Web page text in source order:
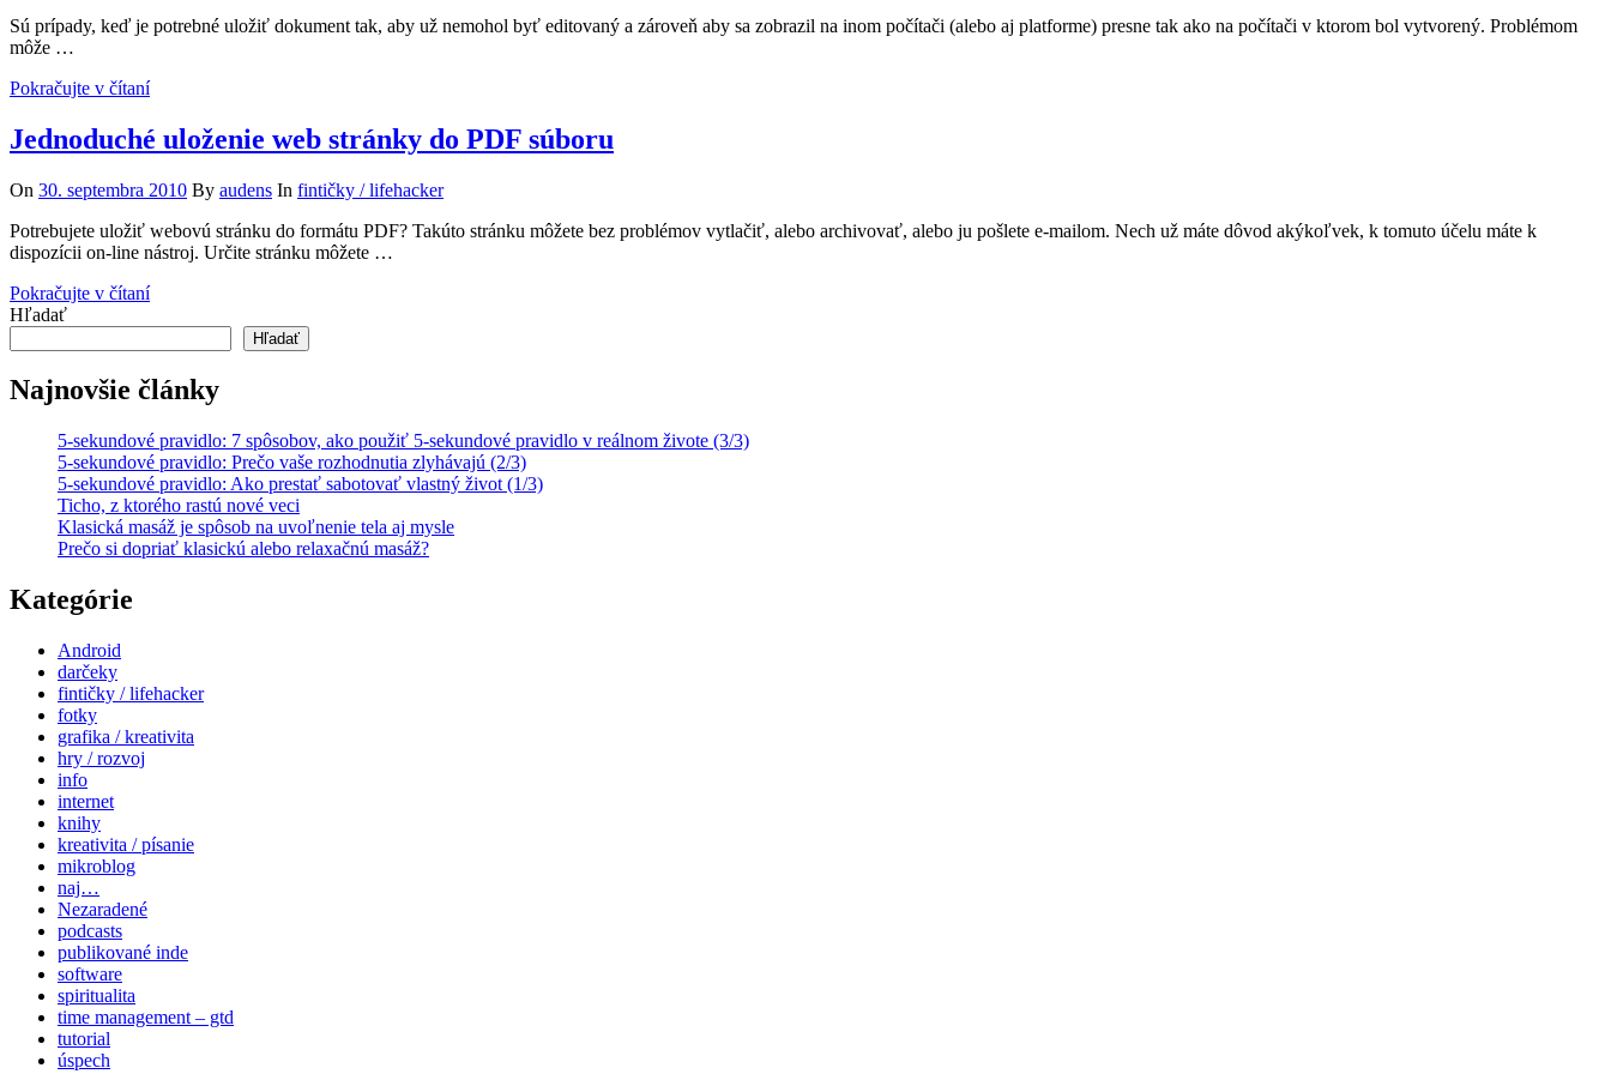
Sú prípady, keď je potrebné uložiť dokument tak, aby už nemohol byť editovaný a zároveň aby sa zobrazil na inom počítači (alebo aj platforme) presne tak ako na počítači v ktorom bol vytvorený. Problémom
môže …
Pokračujte v čítaní
Jednoduché uloženie web stránky do PDF súboru
On 30. septembra 2010 By audens In fintičky / lifehacker
Potrebujete uložiť webovú stránku do formátu PDF? Takúto stránku môžete bez problémov vytlačiť, alebo archivovať, alebo ju pošlete e-mailom. Nech už máte dôvod akýkoľvek, k tomuto účelu máte k
dispozícii on-line nástroj. Určite stránku môžete …
Pokračujte v čítaní
Hľadať
Hľadať
Najnovšie články
5-sekundové pravidlo: 7 spôsobov, ako použiť 5-sekundové pravidlo v reálnom živote (3/3)
5-sekundové pravidlo: Prečo vaše rozhodnutia zlyhávajú (2/3)
5-sekundové pravidlo: Ako prestať sabotovať vlastný život (1/3)
Ticho, z ktorého rastú nové veci
Klasická masáž je spôsob na uvoľnenie tela aj mysle
Prečo si dopriať klasickú alebo relaxačnú masáž?
Kategórie
Android
darčeky
fintičky / lifehacker
fotky
grafika / kreativita
hry / rozvoj
info
internet
knihy
kreativita / písanie
mikroblog
naj…
Nezaradené
podcasts
publikované inde
software
spiritualita
time management – gtd
tutorial
úspech